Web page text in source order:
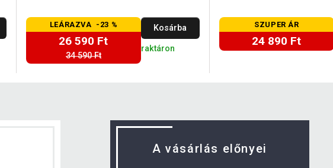
LEÁRAZVA -23 %
26 590 Ft
34 590 Ft
Kosárba
raktáron
SZUPER ÁR
24 890 Ft
A vásárlás előnyei